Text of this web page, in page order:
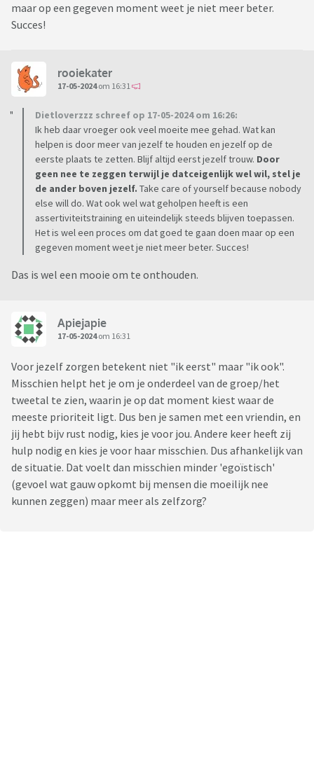
maar op een gegeven moment weet je niet meer beter.
Succes!
rooiekater
17-05-2024om 16:31
Dietloverzzz schreef op 17-05-2024 om 16:26:
Ik heb daar vroeger ook veel moeite mee gehad. Wat kan
helpen is door meer van jezelf te houden en jezelf op de
eerste plaats te zetten. Blijf altijd eerst jezelf trouw. Door
geen nee te zeggen terwijl je datceigenlijk wel wil, stel je
de ander boven jezelf. Take care of yourself because nobody
else will do. Wat ook wel wat geholpen heeft is een
assertiviteitstraining en uiteindelijk steeds blijven toepassen.
Het is wel een proces om dat goed te gaan doen maar op een
gegeven moment weet je niet meer beter. Succes!
Das is wel een mooie om te onthouden.
Apiejapie
17-05-2024om 16:31
Voor jezelf zorgen betekent niet "ik eerst" maar "ik ook".
Misschien helpt het je om je onderdeel van de groep/het
tweetal te zien, waarin je op dat moment kiest waar de
meeste prioriteit ligt. Dus ben je samen met een vriendin, en
jij hebt bijv rust nodig, kies je voor jou. Andere keer heeft zij
hulp nodig en kies je voor haar misschien. Dus afhankelijk van
de situatie. Dat voelt dan misschien minder 'egoïstisch'
(gevoel wat gauw opkomt bij mensen die moeilijk nee
kunnen zeggen) maar meer als zelfzorg?